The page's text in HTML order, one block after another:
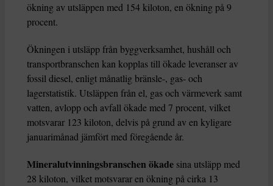
ökning av utsläppen med 154 kiloton, en ökning på 9
procent.
Ökningen i utsläpp från byggverksamhet, hushåll och
transportbranschen kan kopplas till ökade leveranser av
fossil diesel, enligt månatlig bränsle-, gas- och
lagerstatistik. Utsläppen från el, gas och värmeverk samt
vatten, avlopp och avfall ökade med 7 procent, vilket
motsvarar 123 kiloton, delvis på grund av en kyligare
januarimånad jämfört med föregående år.
Mineralutvinningsbranschen ökade sina utsläpp med
28 kiloton, vilket motsvarar en ökning på cirka 13